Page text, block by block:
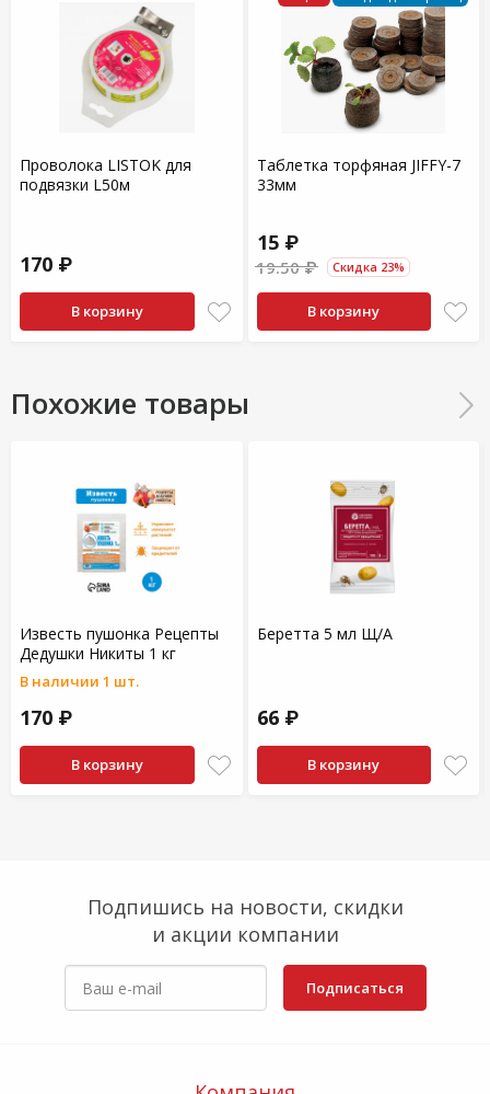
Проволока LISTOK для
подвязки L50м
170 ₽
В корзину
Таблетка торфяная JIFFY-7
33мм
15 ₽
19.50 ₽ Скидка 23%
В корзину
Похожие товары
Известь пушонка Рецепты
Дедушки Никиты 1 кг
В наличии 1 шт.
170 ₽
В корзину
Беретта 5 мл Щ/А
66 ₽
В корзину
Подпишись на новости, скидки
и акции компании
Подписаться